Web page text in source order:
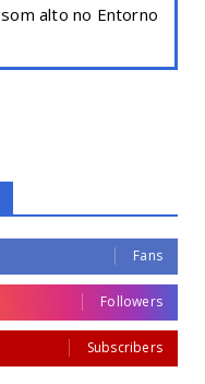
som alto no Entorno
Fans
Followers
Subscribers